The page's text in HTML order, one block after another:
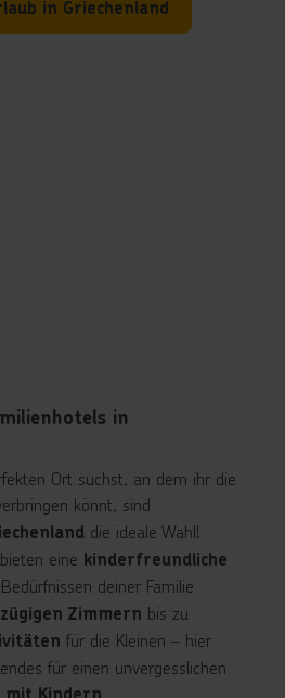
entspannte Tage in
in Griechenland
in
Ort suchst, an dem ihr die
könnt, sind
die ideale Wahl!
eine kinderfreundliche
deiner Familie
Zimmern bis zu
für die Kleinen – hier
für einen unvergesslichen
.